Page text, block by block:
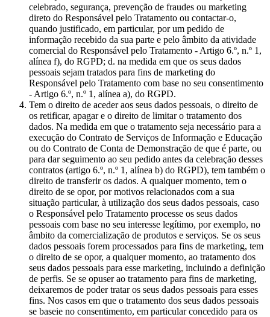
celebrado, segurança, prevenção de fraudes ou marketing
direto do Responsável pelo Tratamento ou contactar-o,
quando justificado, em particular, por um pedido de
informação recebido da sua parte e pelo âmbito da atividade
comercial do Responsável pelo Tratamento - Artigo 6.º, n.º 1,
alínea f), do RGPD; d. na medida em que os seus dados
pessoais sejam tratados para fins de marketing do
Responsável pelo Tratamento com base no seu consentimento
- Artigo 6.º, n.º 1, alínea a), do RGPD.
Tem o direito de aceder aos seus dados pessoais, o direito de
os retificar, apagar e o direito de limitar o tratamento dos
dados. Na medida em que o tratamento seja necessário para a
execução do Contrato de Serviços de Informação e Educação
ou do Contrato de Conta de Demonstração de que é parte, ou
para dar seguimento ao seu pedido antes da celebração desses
contratos (artigo 6.º, n.º 1, alínea b) do RGPD), tem também o
direito de transferir os dados. A qualquer momento, tem o
direito de se opor, por motivos relacionados com a sua
situação particular, à utilização dos seus dados pessoais, caso
o Responsável pelo Tratamento processe os seus dados
pessoais com base no seu interesse legítimo, por exemplo, no
âmbito da comercialização de produtos e serviços. Se os seus
dados pessoais forem processados para fins de marketing, tem
o direito de se opor, a qualquer momento, ao tratamento dos
seus dados pessoais para esse marketing, incluindo a definição
de perfis. Se se opuser ao tratamento para fins de marketing,
deixaremos de poder tratar os seus dados pessoais para esses
fins. Nos casos em que o tratamento dos seus dados pessoais
se baseie no consentimento, em particular concedido para os